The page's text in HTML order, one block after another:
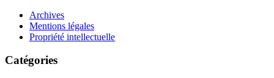
Archives
Mentions légales
Propriété intellectuelle
Catégories